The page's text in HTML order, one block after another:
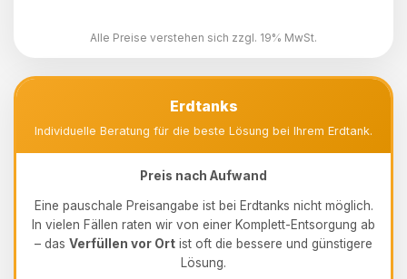
Alle Preise verstehen sich zzgl. 19% MwSt.
Erdtanks
Individuelle Beratung für die beste Lösung bei Ihrem Erdtank.
Preis nach Aufwand
Eine pauschale Preisangabe ist bei Erdtanks nicht möglich.
In vielen Fällen raten wir von einer Komplett-Entsorgung ab
– das Verfüllen vor Ort ist oft die bessere und günstigere
Lösung.